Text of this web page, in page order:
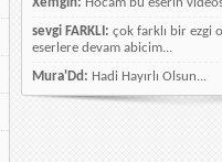
sevgi FARKLI: çok farklı bir ezgi
eserlere devam abicim...
Mura'Dd: Hadi Hayırlı Olsun...